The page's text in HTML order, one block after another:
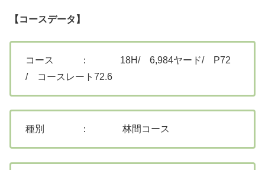
【コースデータ】
コース ： 18H/ 6,984ヤード/ P72
/ コースレート72.6
種別 ： 林間コース